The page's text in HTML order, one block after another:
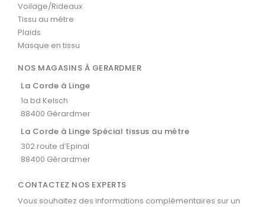
Voilage/Rideaux
Tissu au mètre
Plaids
Masque en tissu
NOS MAGASINS À GERARDMER
La Corde à Linge
1a bd Kelsch
88400 Gérardmer
La Corde à Linge Spécial tissus au mètre
302 route d’Epinal
88400 Gérardmer
CONTACTEZ NOS EXPERTS
Vous souhaitez des informations complémentaires sur un